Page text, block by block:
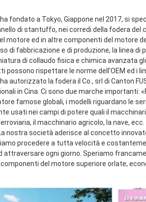
ha fondato a Tokyo, Giappone nel 2017, si
di stantuffo, nei corredi della fodera del
motore ed in altre componenti del motore
di fabbricazione e di produzione, la linea
di collaudo fisica e chimica avanzata
possono rispettare le norme dell'OEM ed i
ha autorizzato la fodera il Co., srl di Canton
in Cina. Ci sono due marche importanti:
famose globali, i modelli riguardano le
usati nei campi di potere quali il
il macchinario agricolo, la nave,
nostra società aderisce al concetto
procedere a tutta velocità e
attraversare ogni giorno. Speriamo
del motore superiore orlate,